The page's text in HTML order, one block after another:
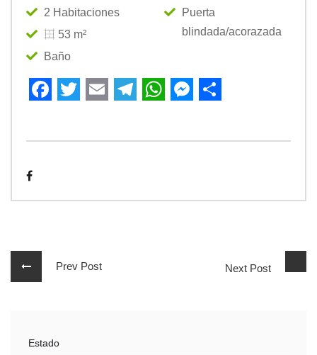
2 Habitaciones
53 m²
Baño
Puerta
blindada/acorazada
Prev Post Next Post
Estado